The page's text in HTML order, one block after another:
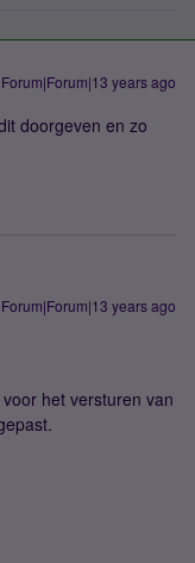
Forum|Forum|13 years ago
doorgeven en zo
Forum|Forum|13 years ago
het versturen van